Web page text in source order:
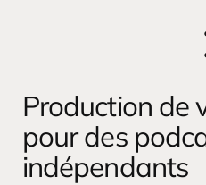
Production de
pour des
indépendants